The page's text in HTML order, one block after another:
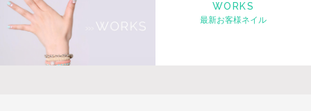
WORKS
最新お客様ネイル